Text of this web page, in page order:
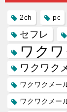
2ch pc
セフレ
ワク
ワクワク
ワクワクメー
ワクワクメー